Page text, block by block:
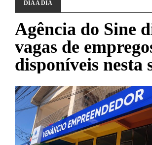
DIA A DIA
Agência do Sine
vagas de
disponíveis nesta